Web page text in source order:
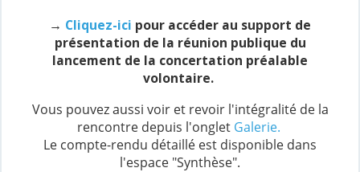
→ Cliquez-ici pour accéder au support de
présentation de la réunion publique du
lancement de la concertation préalable
volontaire.
Vous pouvez aussi voir et revoir l'intégralité de la
rencontre depuis l'onglet Galerie.
Le compte-rendu détaillé est disponible dans
l'espace "Synthèse".